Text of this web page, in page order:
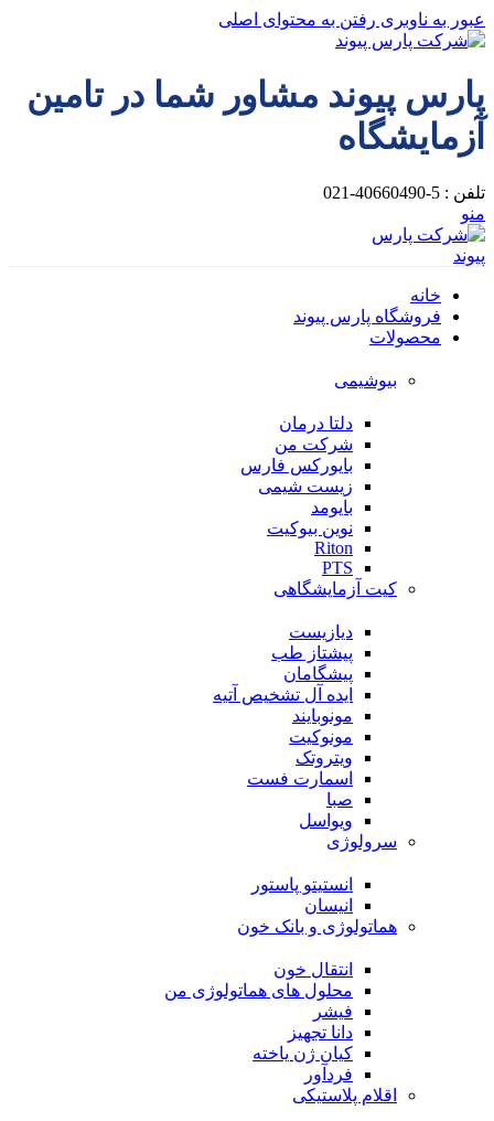
عبور به ناوبری رفتن به محتوای اصلی
پارس پیوند مشاور شما در تامین
آزمایشگاه
تلفن : 5-40660490-021
منو
خانه
فروشگاه پارس پیوند
محصولات
بیوشیمی
دلتا درمان
شرکت من
بایورکس فارس
زیست شیمی
بایومد
نوین بیوکیت
Riton
PTS
کیت آزمایشگاهی
دیازیست
پیشتاز طب
پیشگامان
ایده آل تشخیص آتیه
مونوبایند
مونوکیت
ویتروتک
اسمارت فست
صبا
ویواسل
سرولوژی
انستیتو پاستور
انیسان
هماتولوژی و بانک خون
انتقال خون
محلول های هماتولوژی من
فیشر
دانا تجهیز
کیان ژن یاخته
فردآور
اقلام پلاستیکی